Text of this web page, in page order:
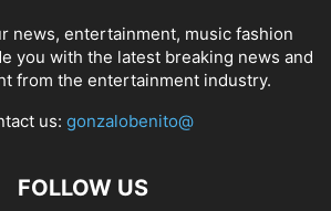
news, entertainment, music fashion
you with the latest breaking news and
from the entertainment industry.
us: gonzalobenito@
FOLLOW US